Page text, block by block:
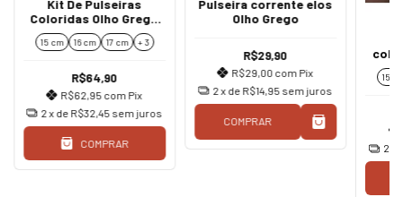
Kit De Pulseiras
Coloridas Olho Grego
Azul/rosa Boho
15 cm 16 cm 17 cm + 3
R$64,90
R$62,95 com Pix
2x de R$32,45 sem juros
COMPRAR
Pulseira corrente elos
Olho Grego
R$29,90
R$29,00 com Pix
2 x de R$14,95 sem juros
COMPRAR
15
2